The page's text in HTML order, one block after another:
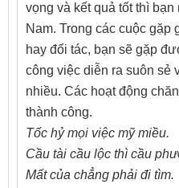
vọng và kết quả tốt thì
Nam. Trong các cuộc
hay đối tác, bạn sẽ gặp
công việc diễn ra suôn sẻ
nhiều. Các hoạt động
thành công.
Tốc hỷ mọi việc mỹ miều.
Cầu tài cầu lộc thì cầu
Mất của chẳng phải đi tìm.